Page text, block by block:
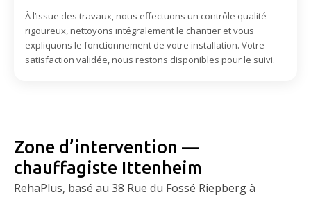
À l’issue des travaux, nous effectuons un contrôle qualité
rigoureux, nettoyons intégralement le chantier et vous
expliquons le fonctionnement de votre installation. Votre
satisfaction validée, nous restons disponibles pour le suivi.
Zone d’intervention —
chauffagiste Ittenheim
RehaPlus, basé au 38 Rue du Fossé Riepberg à